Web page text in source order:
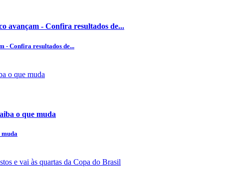
avançam - Confira resultados de...
- Confira resultados de...
o que muda